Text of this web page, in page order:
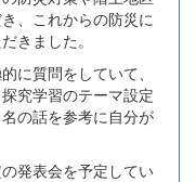
、これからの防災に
きました。
に質問をしていて、
究学習のテーマ設定
の話を参考に自分が
発表会を予定してい